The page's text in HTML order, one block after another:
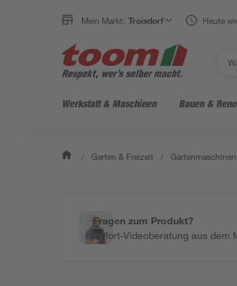
Mein Markt: Troisdorf Heute
Werkstatt & Maschinen Bauen &
/ Garten & Freizeit / Gartenmaschinen
Fragen zum Produkt?
Sofort-Videoberatung aus dem